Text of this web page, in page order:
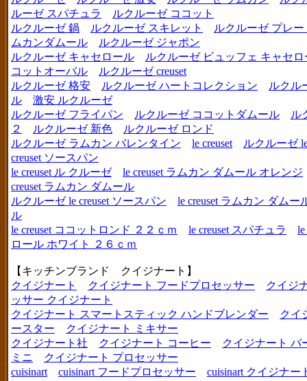
ルーゼ スパチュラ
ルクルーゼ ココット
ルクルーゼ 鍋
ルクルーゼ スキレット
ルクルーゼ プレ
ムカンダムール
ルクルーゼ ジャポン
ルクルーゼ キャセロール
ルクルーゼ ビュッフェ キャセロ
コットオーバル
ルクルーゼ creuset
ルクルーゼ 格安
ルクルーゼ ハートコレクション
ルクル
ル
激安 ルクルーゼ
ルクルーゼ フライパン
ルクルーゼ ココットダムール
ル
２
ルクルーゼ 新色
ルクルーゼ ロンド
ルクルーゼ ラムカン バレンタイン
le creuset
ルクルーゼ
creuset ソースパン
le creuset ル クルーゼ
le creuset ラムカン ダムール オレンジ
creuset ラムカン ダムール
ルクルーゼ le creuset ソースパン
le creuset ラムカン ダム
ル
le creuset ココットロンド ２２ｃｍ
le creuset スパチュラ
le
ロール ホワイト ２６ｃｍ
【キッチンブランド クイジナート】
クイジナート
クイジナート フードプロセッサー
クイジ
ッサー クイジナート
クイジナート スマートスティック ハンドブレンダー
クイ
ースター
クイジナート ミキサー
クイジナート社
クイジナート コーヒー
クイジナート バ
ミニ
クイジナート プロセッサー
cuisinart
cuisinart フードプロセッサー cuisinart クイジナー